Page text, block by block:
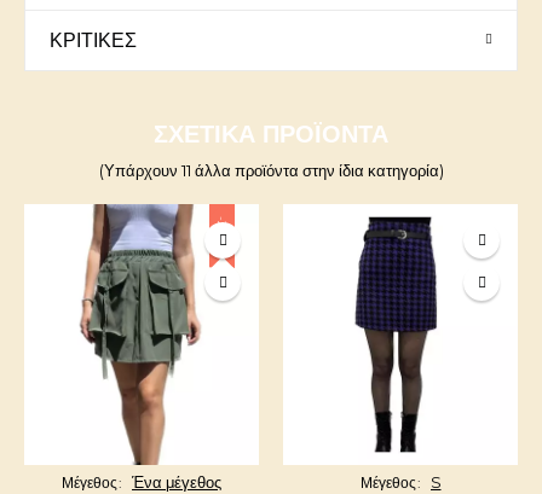
ΚΡΙΤΙΚΈΣ
ΣΧΕΤΙΚΆ ΠΡΟΪΌΝΤΑ
(Υπάρχουν 11 άλλα προϊόντα στην ίδια κατηγορία)
-20%
Μέγεθος Ένα μέγεθος Μέγεθος S